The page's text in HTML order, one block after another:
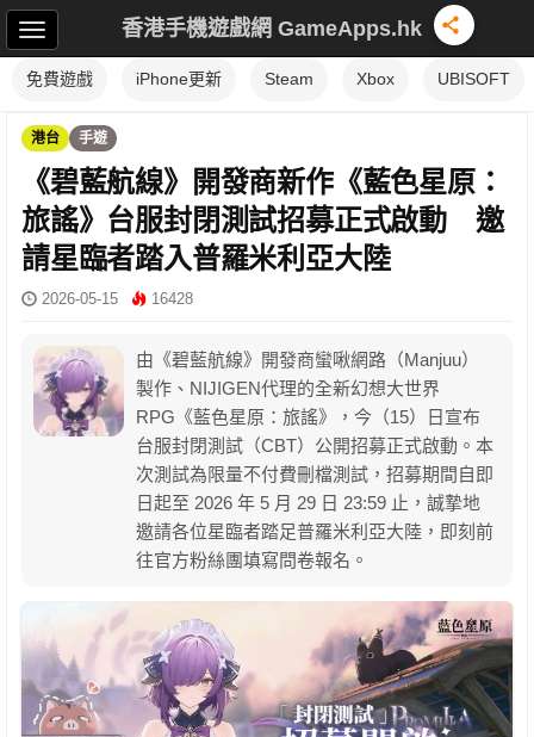
香港手機遊戲網 GameApps.hk
免費遊戲 iPhone更新 Steam Xbox UBISOFT
港台 手遊
《碧藍航線》開發商新作《藍色星原：
旅謠》台服封閉測試招募正式啟動 邀
請星臨者踏入普羅米利亞大陸
2026-05-15 16428
由《碧藍航線》開發商蠻啾網路（Manjuu）
製作、NIJIGEN代理的全新幻想大世界
RPG《藍色星原：旅謠》，今（15）日宣布
台服封閉測試（CBT）公開招募正式啟動。本
次測試為限量不付費刪檔測試，招募期間自即
日起至 2026 年 5 月 29 日 23:59 止，誠摯地
邀請各位星臨者踏足普羅米利亞大陸，即刻前
往官方粉絲團填寫問卷報名。